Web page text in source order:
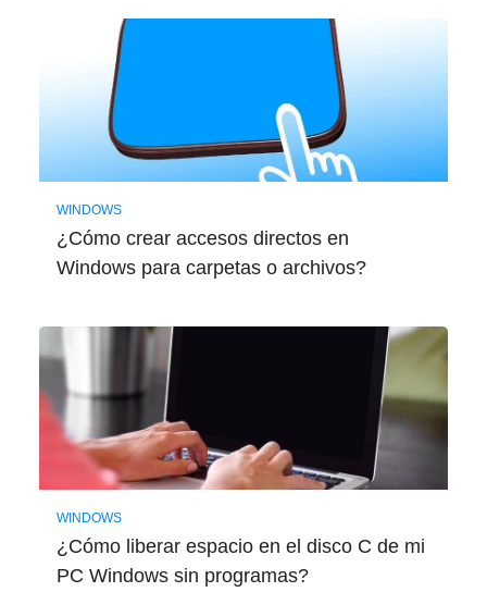
WINDOWS
¿Cómo crear accesos directos en
Windows para carpetas o archivos?
WINDOWS
¿Cómo liberar espacio en el disco C de mi
PC Windows sin programas?